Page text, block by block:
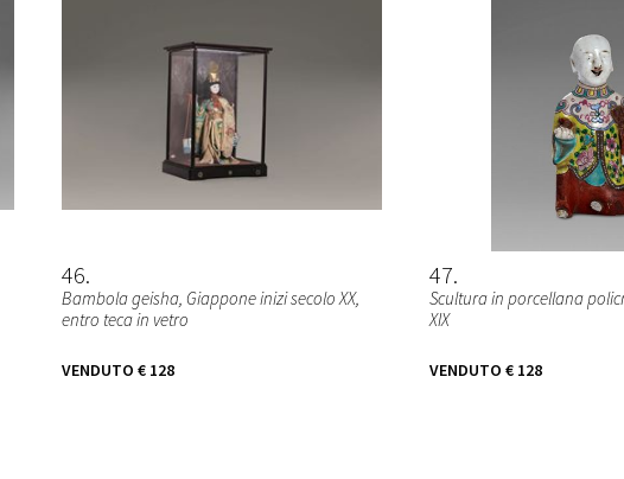
46
Bambola geisha, Giappone inizi secolo XX,
entro teca in vetro
VENDUTO € 128
47
Scultura in porcellana
XIX
VENDUTO € 128